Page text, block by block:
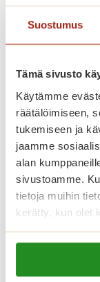
Suostumus
Tämä sivusto
Käytämme
räätälöimiseen,
tukemiseen ja
jaamme
alan
sivustoamme.
tietoja muihin
kerätty, kun olet
Lue lisää
https://
Saga
nyt
Tartu Saga